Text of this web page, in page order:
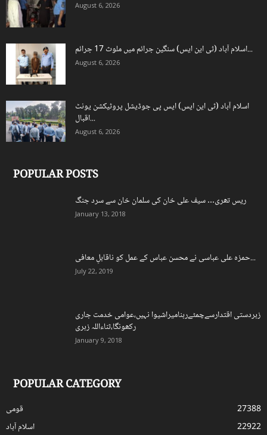
August 6, 2026
اسلام آباد (ٹی این ایس) سنگین جرائم میں ملوث 17 جرائم...
August 6, 2026
اسلام آباد (ٹی این ایس) ایس پی جوڈیشل پروٹیکشن یونٹ
اقبال...
August 6, 2026
POPULAR POSTS
ریس تھری… سیف علی خان کی سلمان خان سے سرد جنگ
January 13, 2018
حمزہ علی عباسی نے محسن عباس کے عمل کو ناقابلِ معافی...
July 22, 2019
زبردستی اقتدارسےچمٹےرہنامیراشیوا نہیں،عوامی خدمت جاری
رکھونگا،ثناءاللہ زہری
January 9, 2018
POPULAR CATEGORY
قومی
27388
اسلام آباد
22922